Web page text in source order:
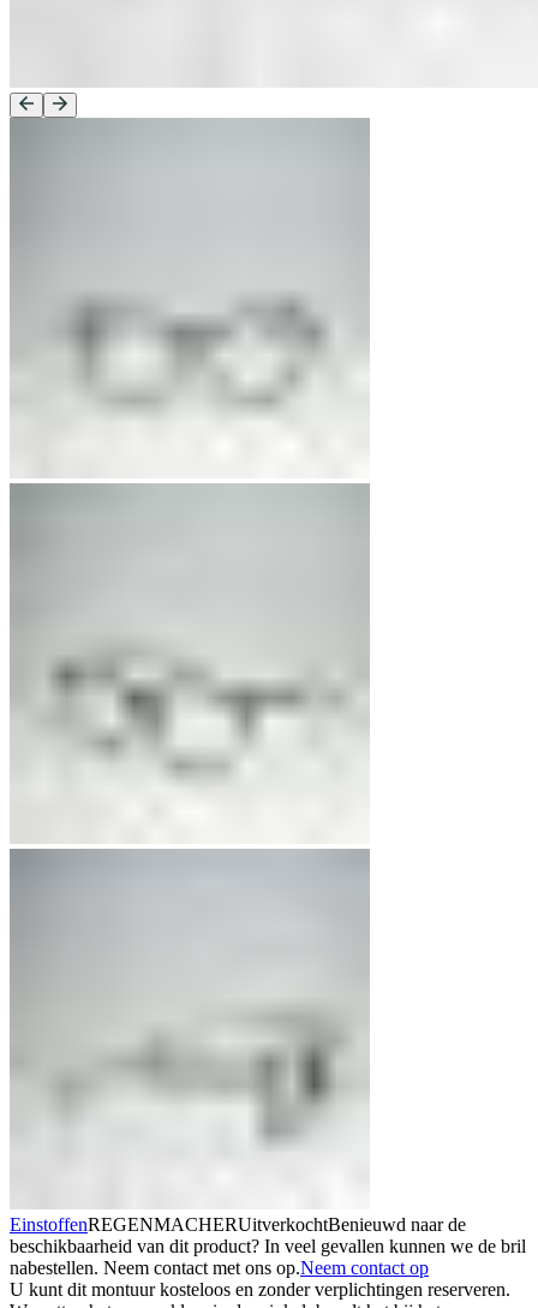
EinstoffenREGENMACHERUitverkochtBenieuwd naar de
beschikbaarheid van dit product? In veel gevallen kunnen we de bril
nabestellen. Neem contact met ons op.Neem contact op
U kunt dit montuur kosteloos en zonder verplichtingen reserveren.